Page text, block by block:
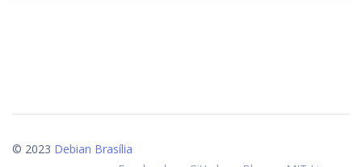
© 2023 Debian Brasília